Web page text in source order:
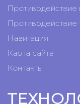
Германия),
В жюри
Лифатова (все
Противодействие
Противодействие
Навигация
Карта сайта
Контакты